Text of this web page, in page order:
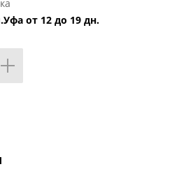
от 12 до 19 дн.